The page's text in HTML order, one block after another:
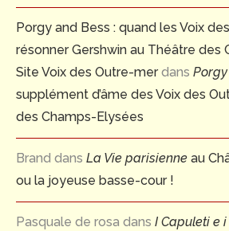
Porgy and Bess : quand les Voix
résonner Gershwin au Théâtre des
Site Voix des Outre-merdans
supplément d’âme des Voix des
des Champs-Elysées
Brand dans La Vie parisienne au
ou la joyeuse basse-cour !
Pasquale de rosa dans I Capuleti e